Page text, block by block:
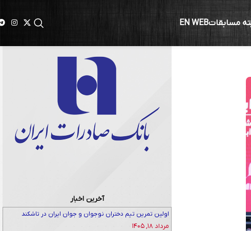
مسابقاتEN WEB
آخرین اخبار
اولین تمرین تیم دختران نوجوان و جوان ایران در تاشکند
مرداد ۱۸, ۱۴۰۵